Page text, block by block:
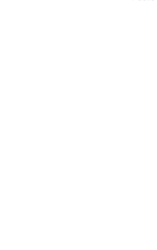
Formation SEO
244.30€ HT au lieu de 349€